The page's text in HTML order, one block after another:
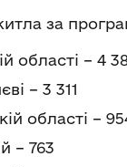
за
області – 4
– 3 311
області –
– 763